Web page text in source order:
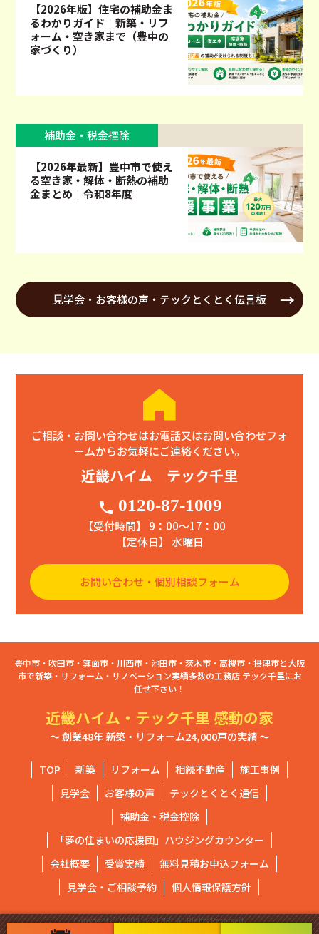
【2026年版】住宅の補助金ま
るわかりガイド｜新築・リフ
ォーム・空き家まで（豊中の
家づくり）
補助金・税金控除
【2026年最新】豊中市で使え
る空き家・解体・断熱の補助
金まとめ｜令和8年度
見学会・お客様の声・テックとくとく伝言板
ご相談・お問い合わせはお電話又はお問い合わせフォ
ームからお気軽にご連絡ください。
近畿ハイム テック千里
phone 0120-87-1009
【受付時間】 9：00〜17：00
【定休日】 水曜日
お問い合わせ・個別相談フォーム
豊中市・吹田市・箕面市・川西市・池田市・茨木市・高槻市・摂津市と大阪
市で新築・リフォーム・リノベーション実績多数の工務店 テック千里にお
任せ下さい！
近畿ハイム・テック千里 感動の家
～ 創業48年 新築・リフォーム24,000戸の実績 ～
TOP 新築 リフォーム 相続不動産
施工事例
見学会
お客様の声
テックとくとく通信
補助金・税金控除
「夢の住まいの応援団」ハウジングカウンター
会社概要
受賞実績
無料見積お申込フォーム
見学会・ご相談予約
個人情報保護方針
Copyright ⓒ2020 TEC SENRI. All Rights Reserved.